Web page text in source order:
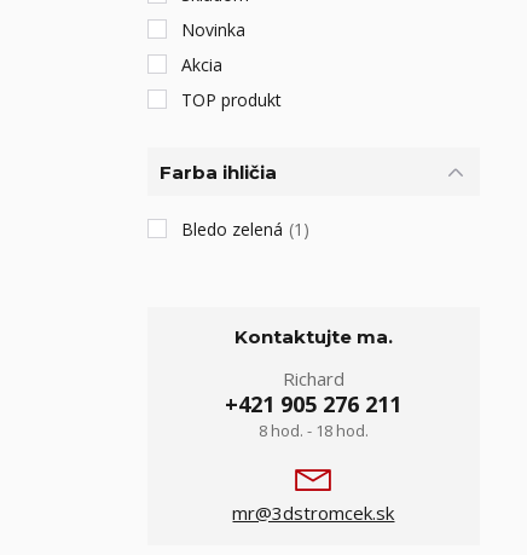
Novinka
Akcia
TOP produkt
Farba ihličia
Bledo zelená (1)
Kontaktujte ma.
Richard
+421 905 276 211
8 hod. - 18 hod.
mr@3dstromcek.sk